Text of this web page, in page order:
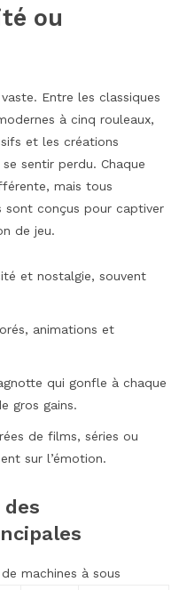
ou
Entre les classiques
à cinq rouleaux,
et les créations
sentir perdu. Chaque
mais tous
conçus pour captiver
de jeu.
et nostalgie, souvent
animations et
qui gonfle à chaque
gros gains.
de films, séries ou
sur l’émotion.
machines à sous